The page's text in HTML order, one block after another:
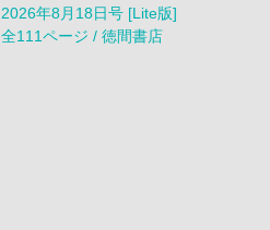
2026年8月18日号 [Lite版]
全111ページ / 徳間書店